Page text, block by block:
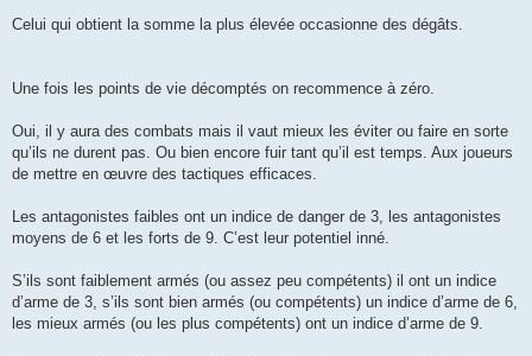
Celui qui obtient la somme la plus élevée occasionne des dégâts.
Une fois les points de vie décomptés on recommence à zéro.
Oui, il y aura des combats mais il vaut mieux les éviter ou faire en sorte
qu’ils ne durent pas. Ou bien encore fuir tant qu’il est temps. Aux joueurs
de mettre en œuvre des tactiques efficaces.
Les antagonistes faibles ont un indice de danger de 3, les antagonistes
moyens de 6 et les forts de 9. C’est leur potentiel inné.
S’ils sont faiblement armés (ou assez peu compétents) il ont un indice
d’arme de 3, s’ils sont bien armés (ou compétents) un indice d’arme de 6,
les mieux armés (ou les plus compétents) ont un indice d’arme de 9.